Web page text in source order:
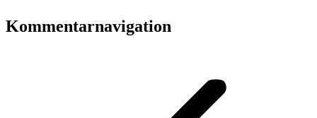
Kommentarnavigation